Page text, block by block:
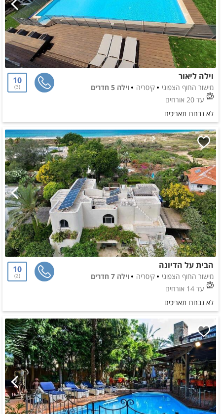
וילה ליאור
מישור החוף הצפוני קיסריה
וילה 5 חדרים
עד 20 אורחים
10
3
לא נבחרו תאריכים
הבית על הדיונה
מישור החוף הצפוני קיסריה
וילה 7 חדרים
עד 14 אורחים
10
2
לא נבחרו תאריכים